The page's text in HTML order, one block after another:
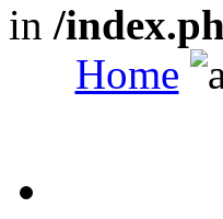
in /
Home